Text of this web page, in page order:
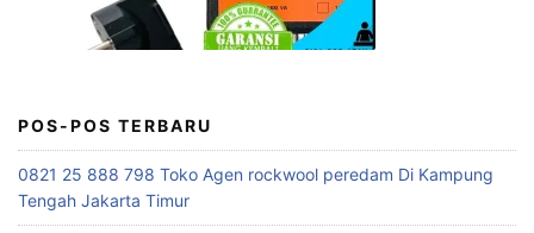
POS-POS TERBARU
0821 25 888 798 Toko Agen rockwool peredam Di Kampung
Tengah Jakarta Timur